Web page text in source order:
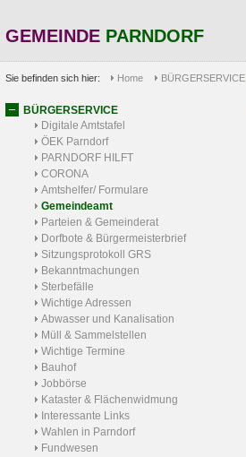
GEMEINDE PARNDORF
Sie befinden sich hier: Home BÜRGERSERVICE
BÜRGERSERVICE
Digitale Amtstafel
ÖEK Parndorf
PARNDORF HILFT
CORONA
Amtshelfer/ Formulare
Gemeindeamt
Parteien & Gemeinderat
Dorfbote & Bürgermeisterbrief
Sitzungsprotokoll GRS
Bekanntmachungen
Sterbefälle
Wichtige Adressen
Abwasser und Kanalisation
Müll & Sammelstellen
Wichtige Termine
Bauhof
Jobbörse
Kataster & Flächenwidmung
Interessante Links
Wahlen in Parndorf
Fundwesen